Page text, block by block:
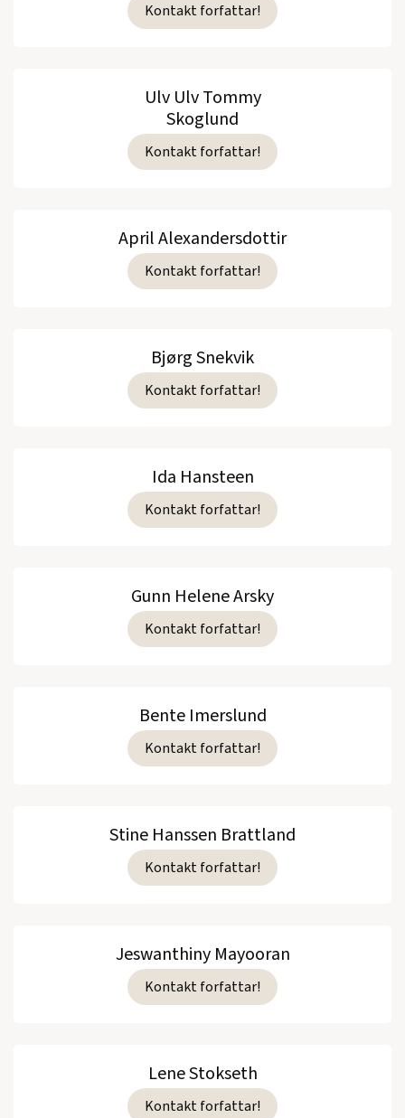
Kontakt forfattar!
Ulv Ulv Tommy
Skoglund
Kontakt forfattar!
April Alexandersdottir
Kontakt forfattar!
Bjørg Snekvik
Kontakt forfattar!
Ida Hansteen
Kontakt forfattar!
Gunn Helene Arsky
Kontakt forfattar!
Bente Imerslund
Kontakt forfattar!
Stine Hanssen Brattland
Kontakt forfattar!
Jeswanthiny Mayooran
Kontakt forfattar!
Lene Stokseth
Kontakt forfattar!